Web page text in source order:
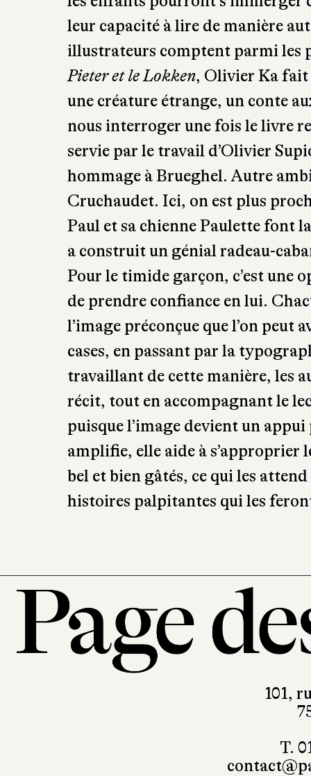
leur capacité à lire de manière
illustrateurs comptent parmi les
Pieter et le Lokken, Olivier Ka fait
une créature étrange, un conte
nous interroger une fois le livre
servie par le travail d’Olivier
hommage à Brueghel. Autre
Cruchaudet. Ici, on est plus
Paul et sa chienne Paulette font
a construit un génial radeau-
Pour le timide garçon, c’est une
de prendre confiance en lui.
l’image préconçue que l’on peut
cases, en passant par la
travaillant de cette manière, les
récit, tout en accompagnant le
puisque l’image devient un
amplifie, elle aide à s’approprier
bel et bien gâtés, ce qui les
histoires palpitantes qui les
101,
T.